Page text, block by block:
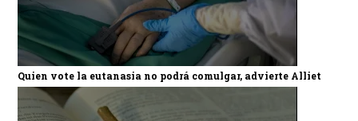
Quien vote la eutanasia no podrá comulgar, advierte Alliet